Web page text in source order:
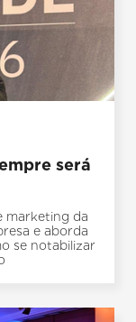
será
marketing da
e aborda
se notabilizar